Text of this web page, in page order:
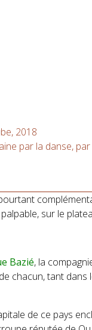
2018
par la danse,
sur le
Bazié, la
chacun, tant
de ce pays